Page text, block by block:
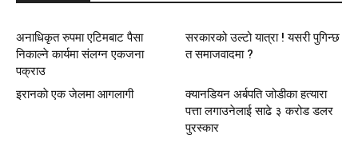
अनाधिकृत रुपमा एटिमबाट पैसा
निकाल्ने कार्यमा संलग्न एकजना
पक्राउ
सरकारको उल्टो यात्रा ! यसरी पुगिन्छ
त समाजवादमा ?
इरानकाे एक जेलमा आगलागी
क्यानडियन अर्बपति जोडीका हत्यारा
पत्ता लगाउनेलाई साढे ३ करोड डलर
पुरस्कार